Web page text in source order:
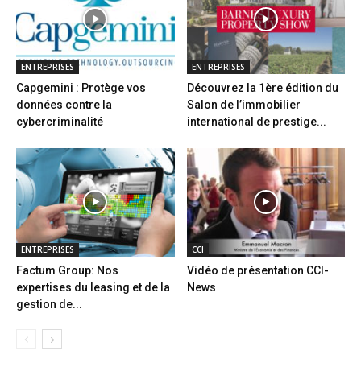
ENTREPRISES
Capgemini : Protège vos
données contre la
cybercriminalité
ENTREPRISES
Découvrez la 1ère édition du
Salon de l’immobilier
international de prestige...
ENTREPRISES
Factum Group: Nos
expertises du leasing et de la
gestion de...
CCI
Vidéo de présentation CCI-
News